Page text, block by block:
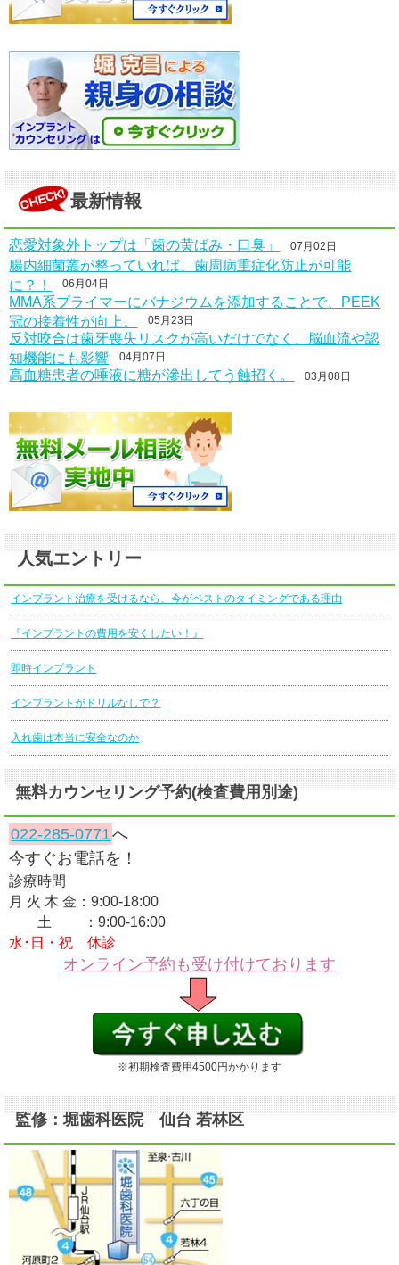
最新情報
恋愛対象外トップは「歯の黄ばみ・口臭」 07月02日
腸内細菌叢が整っていれば、歯周病重症化防止が可能
に？！ 06月04日
MMA系プライマーにバナジウムを添加することで、PEEK
冠の接着性が向上。 05月23日
反対咬合は歯牙喪失リスクが高いだけでなく、脳血流や認
知機能にも影響 04月07日
高血糖患者の唾液に糖が滲出してう蝕招く。 03月08日
人気エントリー
インプラント治療を受けるなら、今がベストのタイミングである理由
『インプラントの費用を安くしたい！』
即時インプラント
インプラントがドリルなしで？
入れ歯は本当に安全なのか
無料カウンセリング予約(検査費用別途)
022-285-0771へ
今すぐお電話を！
診療時間
月 火 木 金：9:00-18:00
土 ：9:00-16:00
水･日・祝 休診
オンライン予約も受け付けております
※初期検査費用4500円かかります
監修：堀歯科医院 仙台 若林区